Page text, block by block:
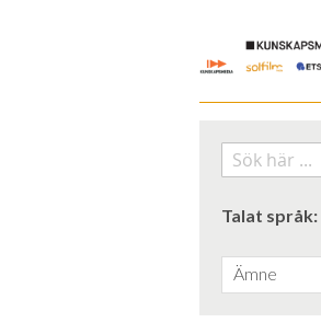
Content
Talat språk
Ämne